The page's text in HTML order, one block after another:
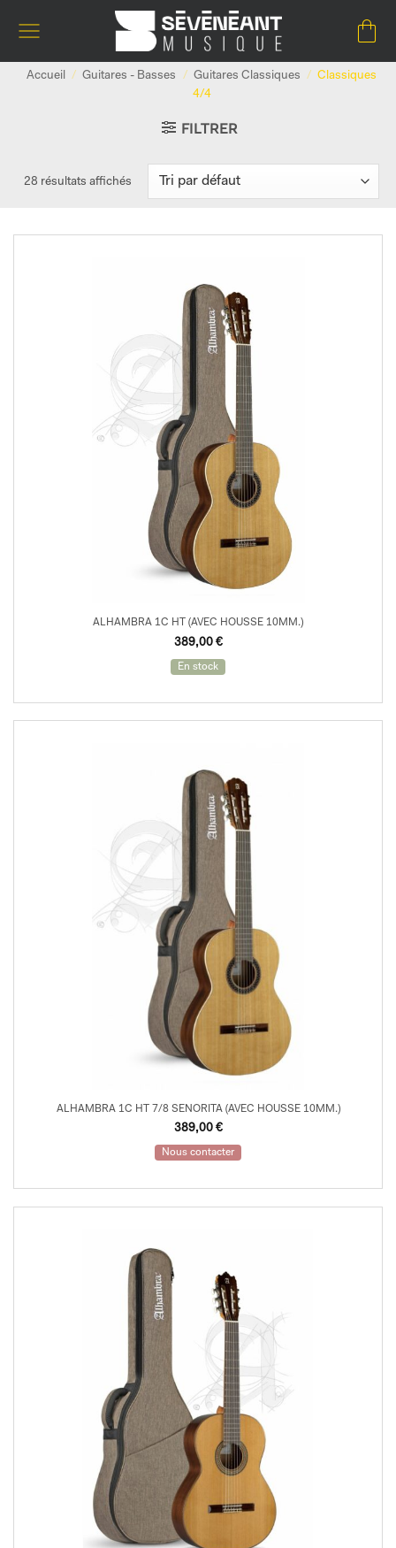
Accueil / Guitares - Basses / Guitares Classiques / Classiques
4/4
FILTRER
28 résultats affichés
ALHAMBRA 1C HT (AVEC HOUSSE 10MM.)
389,00 €
En stock
ALHAMBRA 1C HT 7/8 SENORITA (AVEC HOUSSE 10MM.)
389,00 €
Nous contacter